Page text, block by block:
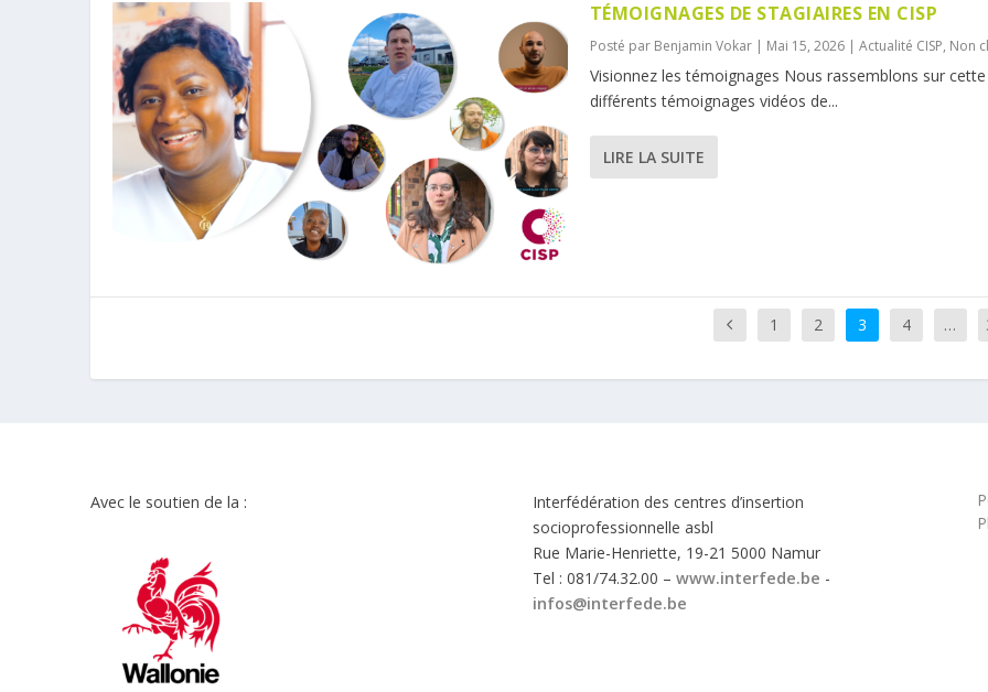
TÉMOIGNAGES DE STAGIAIRES EN CISP
Posté par Benjamin Vokar| Mai 15, 2026| Actualité CISP, Non
Visionnez les témoignages Nous rassemblons sur
différents témoignages vidéos de...
LIRE LA SUITE
1 2 3 4 …
Avec le soutien de la :
Interfédération des centres d’insertion
socioprofessionnelle asbl
Rue Marie-Henriette, 19-21 5000 Namur
Tel : 081/74.32.00 –www.interfede.be -
infos@interfede.be